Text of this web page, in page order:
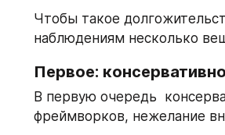
Чтобы такое
наблюдениям несколько
Первое:
В первую очередь
фреймворков, нежелание